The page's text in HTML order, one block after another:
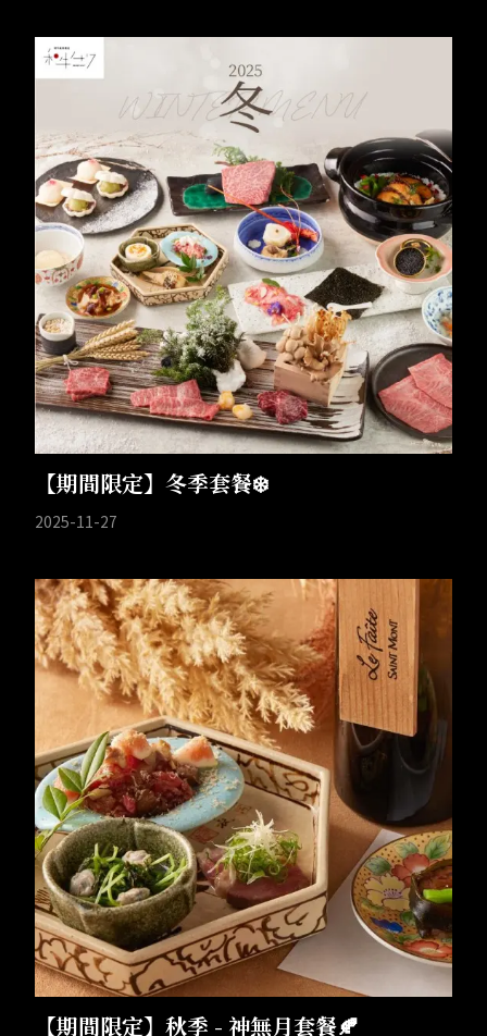
【期間限定】冬季套餐❄️
2025-11-27
【期間限定】秋季 - 神無月套餐🍂